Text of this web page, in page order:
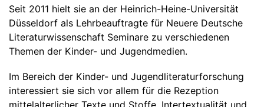
Seit 2011 hielt sie an der Heinrich-Heine-Universität
Düsseldorf als Lehrbeauftragte für Neuere Deutsche
Literaturwissenschaft Seminare zu verschiedenen
Themen der Kinder- und Jugendmedien.
Im Bereich der Kinder- und Jugendliteraturforschung
interessiert sie sich vor allem für die Rezeption
mittelalterlicher Texte und Stoffe, Intertextualität und